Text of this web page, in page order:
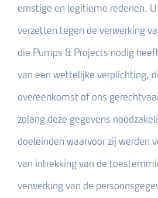
ernstige en legitieme redenen.
verzetten tegen de verwerking
die Pumps & Projects nodig
van een wettelijke verplichting,
overeenkomst of ons
zolang deze gegevens
doeleinden waarvoor zij werden
van intrekking van de
verwerking van de